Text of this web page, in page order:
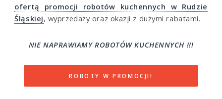
ofertą promocji robotów kuchennych w Rudzie
Śląskiej, wyprzedaży oraz okazji z dużymi rabatami.
NIE NAPRAWIAMY ROBOTÓW KUCHENNYCH !!!
ROBOTY W PROMOCJI!